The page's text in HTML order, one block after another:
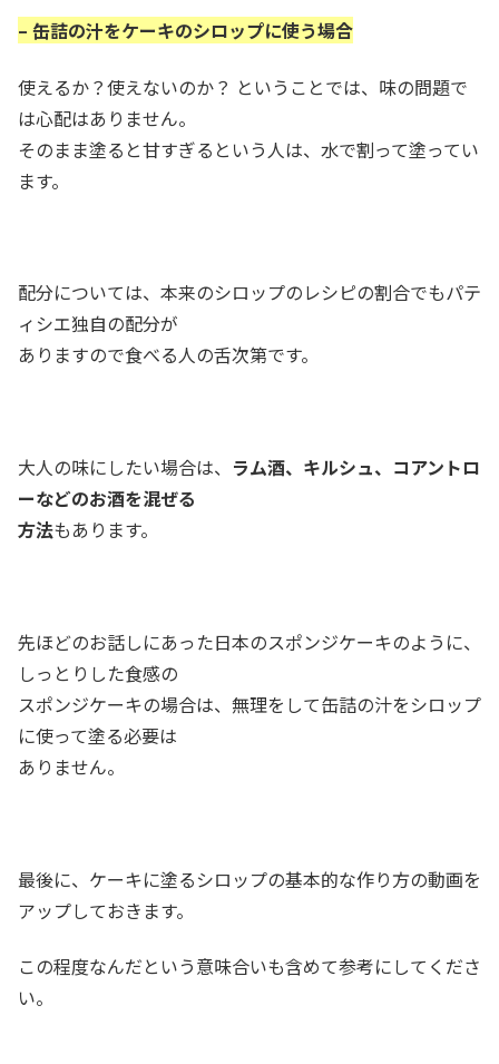
– 缶詰の汁をケーキのシロップに使う場合
使えるか？使えないのか？ ということでは、味の問題で
は心配はありません。
そのまま塗ると甘すぎるという人は、水で割って塗ってい
ます。
配分については、本来のシロップのレシピの割合でもパテ
ィシエ独自の配分が
ありますので食べる人の舌次第です。
大人の味にしたい場合は、 ラム酒、キルシュ、コアントロ
ーなどのお酒を混ぜる
方法もあります。
先ほどのお話しにあった日本のスポンジケーキのように、
しっとりした食感の
スポンジケーキの場合は、無理をして缶詰の汁をシロップ
に使って塗る必要は
ありません。
最後に、ケーキに塗るシロップの基本的な作り方の動画を
アップしておきます。
この程度なんだという意味合いも含めて参考にしてくださ
い。